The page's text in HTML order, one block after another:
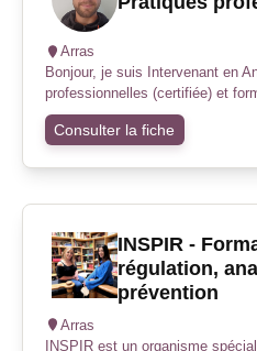
Arras
Bonjour, je suis Intervenant en
professionnelles (certifiée) et
Consulter la fiche
INSPIR -
régulation,
prévention
Arras
INSPIR est un organisme